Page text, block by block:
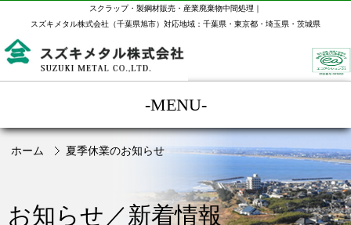
スクラップ・製鋼材販売・産業廃棄物中間処理｜
スズキメタル株式会社（千葉県旭市）対応地域：千葉県・東京都・埼玉県・茨城県
-MENU-
ホーム 夏季休業のお知らせ
お知らせ／新着情報